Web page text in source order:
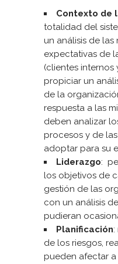
Contexto de
totalidad del
un análisis de las
expectativas de
(clientes
propiciar un
de la
respuesta a las
deben analizar
procesos y de
adoptar para su
Liderazgo:
los objetivos de
gestión de las
con un análisis
pudieran
Planificación
de los riesgos,
pueden afectar